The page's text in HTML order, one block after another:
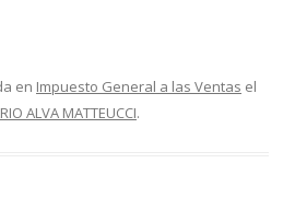
en Impuesto General a las Ventas el
ALVA MATTEUCCI.